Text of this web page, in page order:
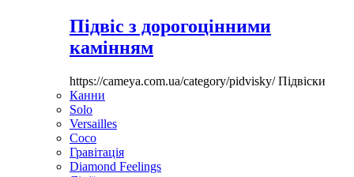
Підвіс з дорогоцінними
камінням
https://cameya.com.ua/category/pidvisky/Підвіски
Канни
Solo
Versailles
Coco
Гравітація
Diamond Feelings